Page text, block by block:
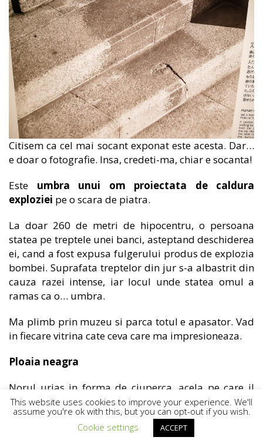
Citisem ca cel mai socant exponat este acesta. Dar…
e doar o fotografie. Insa, credeti-ma, chiar e socanta!
Este umbra unui om proiectata de caldura
exploziei pe o scara de piatra.
La doar 260 de metri de hipocentru, o persoana
statea pe treptele unei banci, asteptand deschiderea
ei, cand a fost expusa fulgerului produs de explozia
bombei. Suprafata treptelor din jur s-a albastrit din
cauza razei intense, iar locul unde statea omul a
ramas ca o… umbra.
Ma plimb prin muzeu si parca totul e apasator. Vad
in fiecare vitrina cate ceva care ma impresioneaza.
Ploaia neagra
Norul urias in forma de ciuperca, acela pe care il
stim cu totii din atatea imagini, a purtat in aer praf,
pamant si alte resturi. Funinginea produsa de
incendiu a fost ridicata mult de curenti de aer
This website uses cookies to improve your experience. We'll
assume you're ok with this, but you can opt-out if you wish.
Cookie settings
ACCEPT